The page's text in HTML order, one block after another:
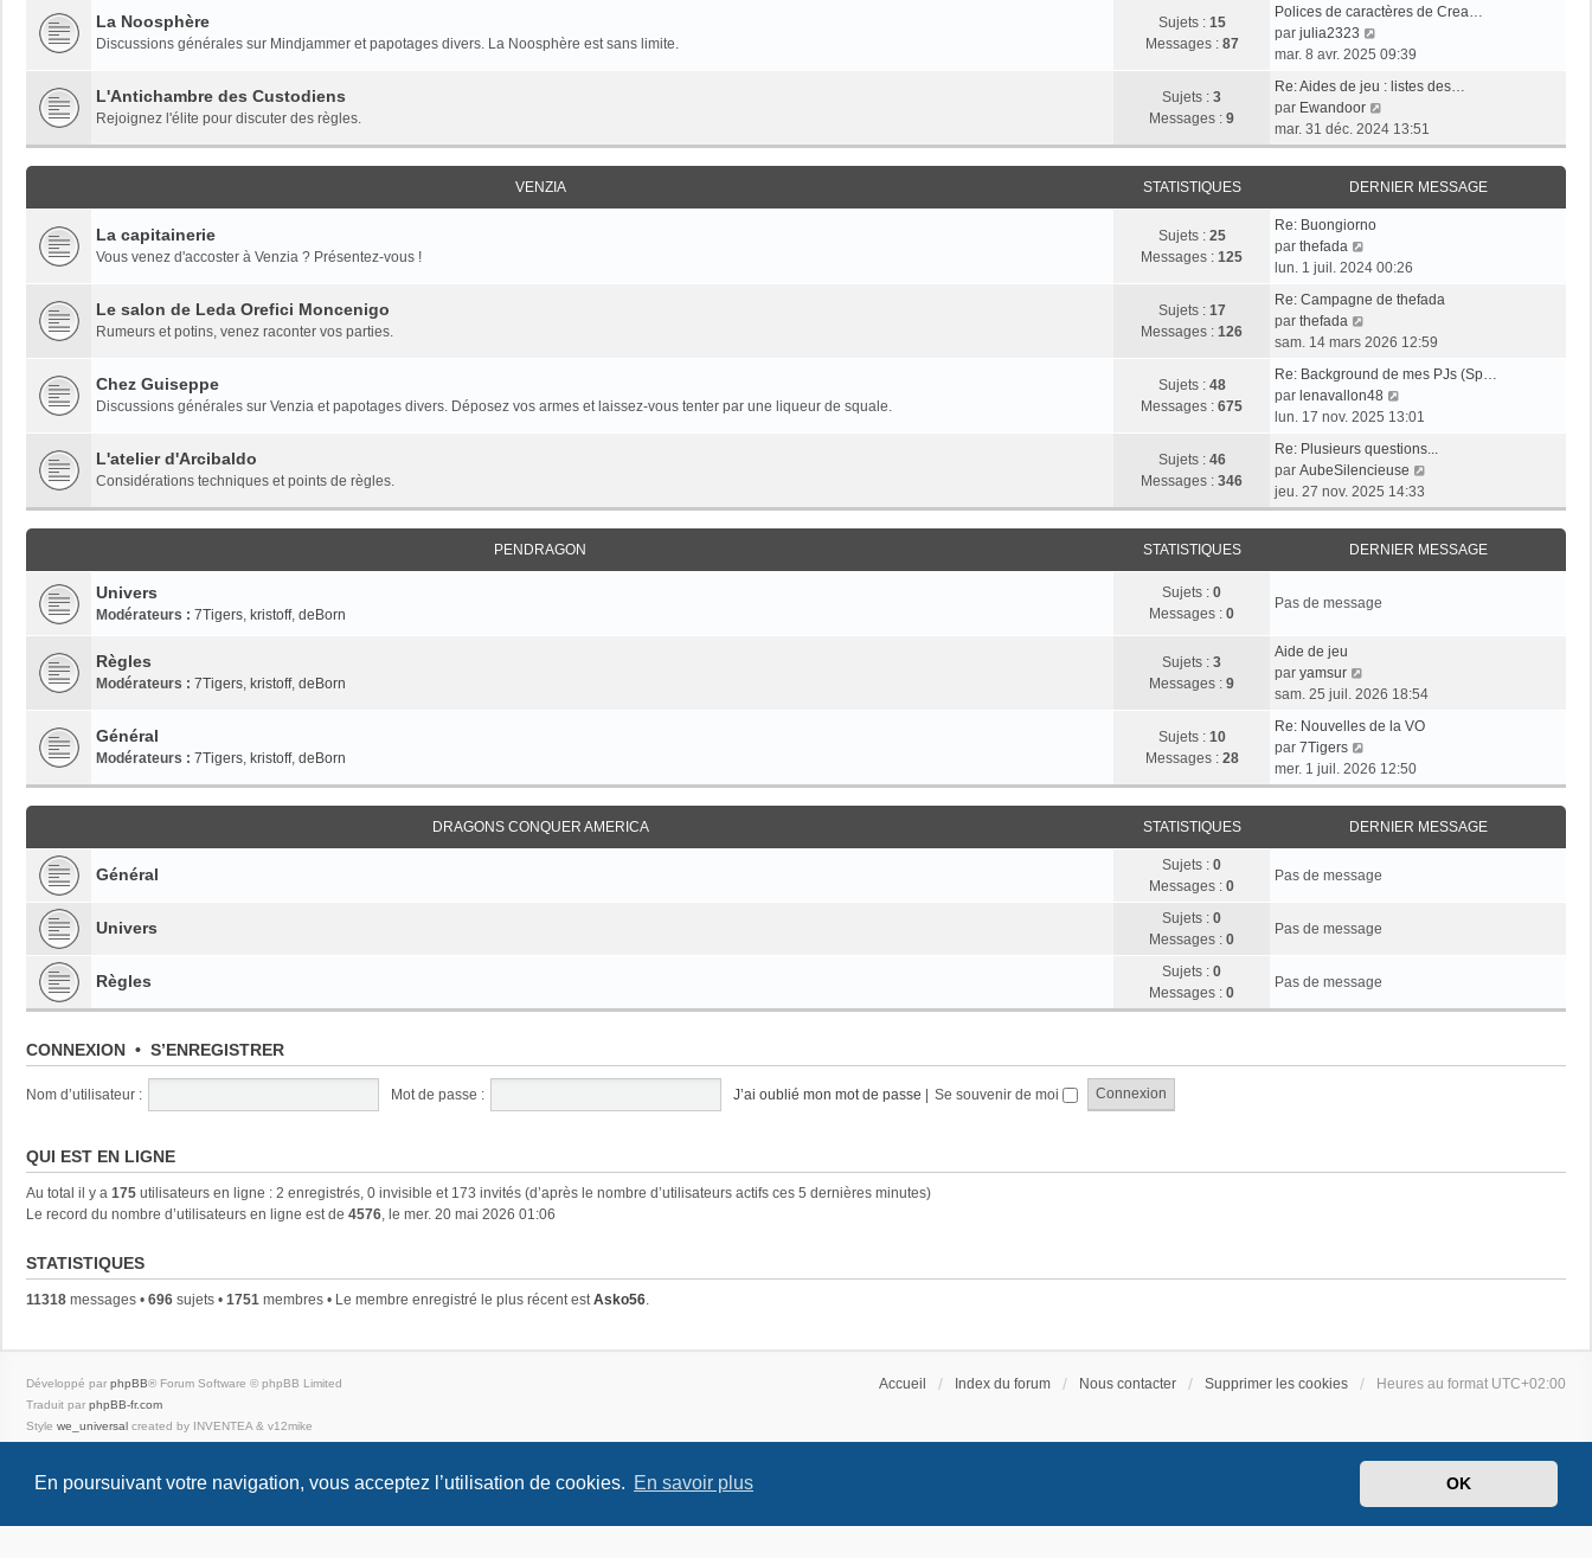
En poursuivant votre navigation, vous acceptez l’utilisation de cookies. En savoir plus OK
s
m
s
s
g
e
d
e
r
i
e
r
e
s
g
r
l
e
d
e
r
n
i
e
r
m
s
s
g
La Noosphère
Discussions générales sur Mindjammer et papotages divers. La Noosphère est sans limite.
Sujets : 15
Messages : 87
Polices de caractères de Crea…
par julia2323
o
r
l
e
e
e
m
s
s
a
g
mar. 8 avr. 2025 09:39
L'Antichambre des Custodiens
Rejoignez l'élite pour discuter des règles.
Sujets : 3
Messages : 9
Re: Aides de jeu : listes des…
par Ewandoor
o
i
r
l
e
r
n
e
m
e
s
s
a
g
e
mar. 31 déc. 2024 13:51
VENZIA STATISTIQUES DERNIER MESSAGE
La capitainerie
Vous venez d'accoster à Venzia ? Présentez-vous !
Sujets : 25
Messages : 125
Re: Buongiorno
par thefada
o
r
e
d
e
r
i
e
r
e
a
lun. 1 juil. 2024 00:26
Le salon de Leda Orefici Moncenigo
Rumeurs et potins, venez raconter vos parties.
Sujets : 17
Messages : 126
Re: Campagne de thefada
par thefada
o
r
l
e
d
e
r
n
i
e
r
m
g
e
sam. 14 mars 2026 12:59
Chez Guiseppe
Discussions générales sur Venzia et papotages divers. Déposez vos armes et laissez-vous tenter par une liqueur de squale.
Sujets : 48
Messages : 675
Re: Background de mes PJs (Sp…
par lenavallon48
o
r
l
e
e
e
s
g
lun. 17 nov. 2025 13:01
L'atelier d'Arcibaldo
Considérations techniques et points de règles.
Sujets : 46
Messages : 346
Re: Plusieurs questions...
par AubeSilencieuse
i
r
l
e
e
s
s
a
g
jeu. 27 nov. 2025 14:33
PENDRAGON STATISTIQUES DERNIER MESSAGE
Univers
Modérateurs : 7Tigers, kristoff, deBorn
Sujets : 0
Messages : 0
Pas de message
Règles
Modérateurs : 7Tigers, kristoff, deBorn
Sujets : 3
Messages : 9
Aide de jeu
par yamsur
o
r
e
e
i
r
s
s
sam. 25 juil. 2026 18:54
Général
Modérateurs : 7Tigers, kristoff, deBorn
Sujets : 10
Messages : 28
Re: Nouvelles de la VO
par 7Tigers
o
i
r
l
e
d
n
e
s
mer. 1 juil. 2026 12:50
DRAGONS CONQUER AMERICA STATISTIQUES DERNIER MESSAGE
Général Sujets : 0
Messages : 0
Pas de message
Univers Sujets : 0
Messages : 0
Pas de message
Règles Sujets : 0
Messages : 0
Pas de message
CONNEXION • S’ENREGISTRER
Nom d’utilisateur : Mot de passe : J’ai oublié mon mot de passe | Se souvenir de moi
QUI EST EN LIGNE
Au total il y a 175 utilisateurs en ligne : 2 enregistrés, 0 invisible et 173 invités (d’après le nombre d’utilisateurs actifs ces 5 dernières minutes)
Le record du nombre d’utilisateurs en ligne est de 4576, le mer. 20 mai 2026 01:06
STATISTIQUES
11318 messages • 696 sujets • 1751 membres • Le membre enregistré le plus récent estAsko56.
Accueil Index du forum Nous contacter Supprimer les cookies Heures au format UTC+02:00
Développé par phpBB® Forum Software © phpBB Limited
Traduit par phpBB-fr.com
Style we_universal created by INVENTEA & v12mike